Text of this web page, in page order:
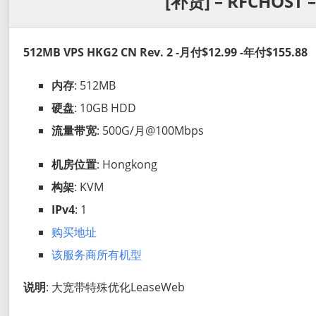
512MB VPS HKG2 CN Rev. 2 -月付$12.99 -年付$155.88
内存: 512MB
硬盘: 10GB HDD
流量带宽: 500G/月@100Mbps
机房位置: Hongkong
构架: KVM
IPv4: 1
购买地址
该服务商所有机型
说明: 大宽带特殊优化LeaseWeb